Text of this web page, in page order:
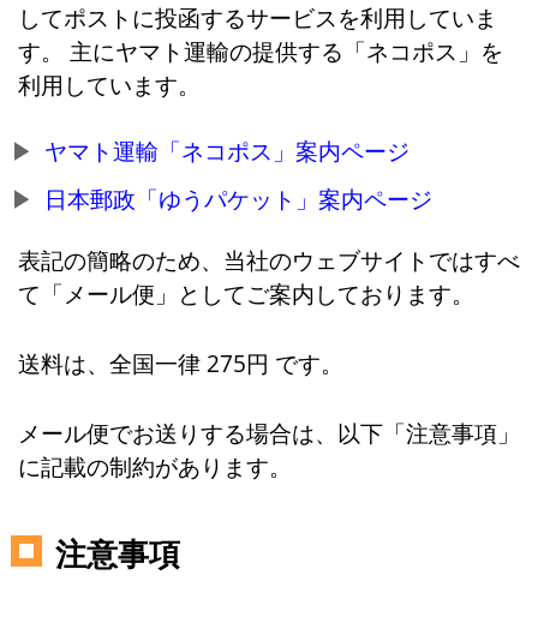
してポストに投函するサービスを利用していま
す。 主にヤマト運輸の提供する「ネコポス」を
利用しています。
ヤマト運輸「ネコポス」案内ページ
日本郵政「ゆうパケット」案内ページ
表記の簡略のため、当社のウェブサイトではすべ
て「メール便」としてご案内しております。
送料は、全国一律 275円 です。
メール便でお送りする場合は、以下「注意事項」
に記載の制約があります。
注意事項